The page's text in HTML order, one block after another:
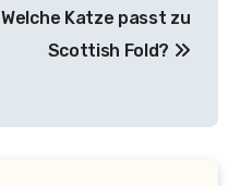
Welche Katze passt zu
Scottish Fold?